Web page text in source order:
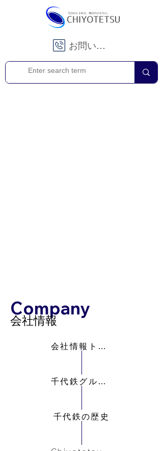
お問い合わせ
Company
会社情報
会社情報トップ
千代鉄グループとは
千代鉄の歴史